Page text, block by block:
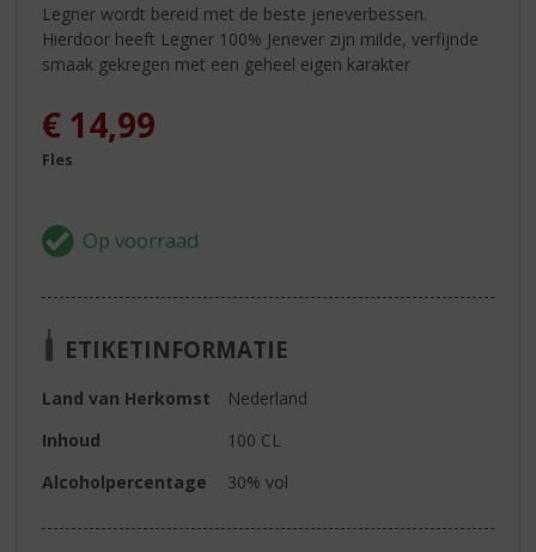
Legner wordt bereid met de beste jeneverbessen.
Hierdoor heeft Legner 100% Jenever zijn milde, verfijnde
smaak gekregen met een geheel eigen karakter
€ 14,99
Fles
ETIKETINFORMATIE
Land van Herkomst
Nederland
Inhoud
100 CL
Alcoholpercentage
30% vol